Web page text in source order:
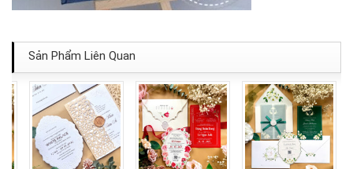
Sản Phẩm Liên Quan